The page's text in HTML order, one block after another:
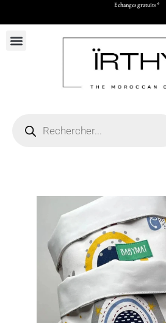
Echanges gratuits *
+ ADD